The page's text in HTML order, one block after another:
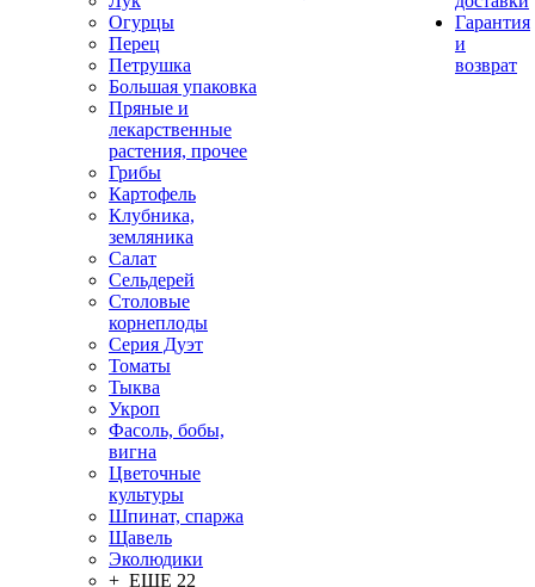
Огурцы
Перец
Петрушка
Большая упаковка
Пряные и
лекарственные
растения, прочее
Грибы
Картофель
Клубника,
земляника
Салат
Сельдерей
Столовые
корнеплоды
Серия Дуэт
Томаты
Тыква
Укроп
Фасоль, бобы,
вигна
Цветочные
культуры
Шпинат, спаржа
Щавель
Эколюдики
+ ЕЩЕ 22
Гарантия
и
возврат